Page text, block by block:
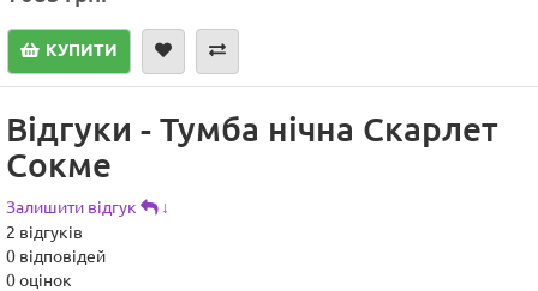
КУПИТИ
Відгуки - Тумба нічна Скарлет
Сокме
Залишити відгук
↓
2 відгуків
0 відповідей
0оцінок